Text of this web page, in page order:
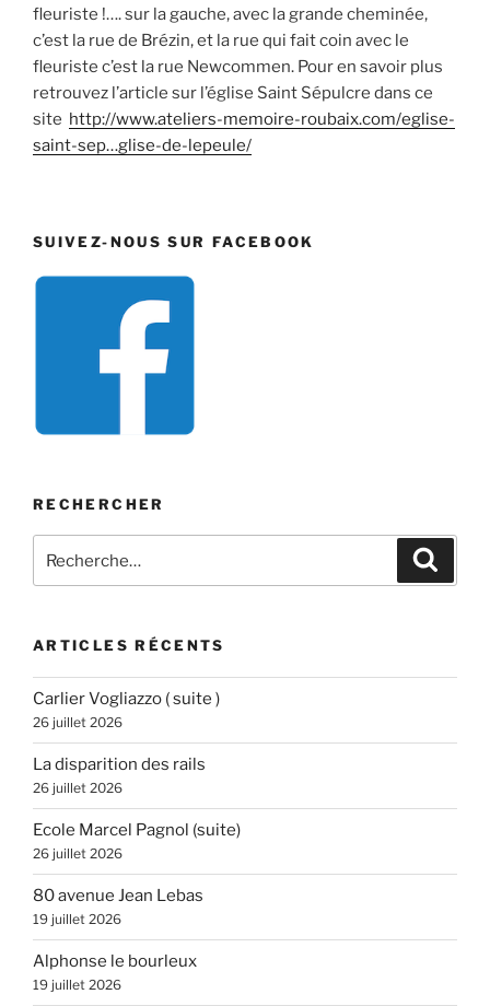
fleuriste !…. sur la gauche, avec la grande cheminée,
c’est la rue de Brézin, et la rue qui fait coin avec le
fleuriste c’est la rue Newcommen. Pour en savoir plus
retrouvez l’article sur l’église Saint Sépulcre dans ce
site http://www.ateliers-memoire-roubaix.com/eglise-
saint-sep…glise-de-lepeule/
SUIVEZ-NOUS SUR FACEBOOK
RECHERCHER
pour
ARTICLES RÉCENTS
Carlier Vogliazzo ( suite )
26 juillet 2026
La disparition des rails
26 juillet 2026
Ecole Marcel Pagnol (suite)
26 juillet 2026
80 avenue Jean Lebas
19 juillet 2026
Alphonse le bourleux
19 juillet 2026